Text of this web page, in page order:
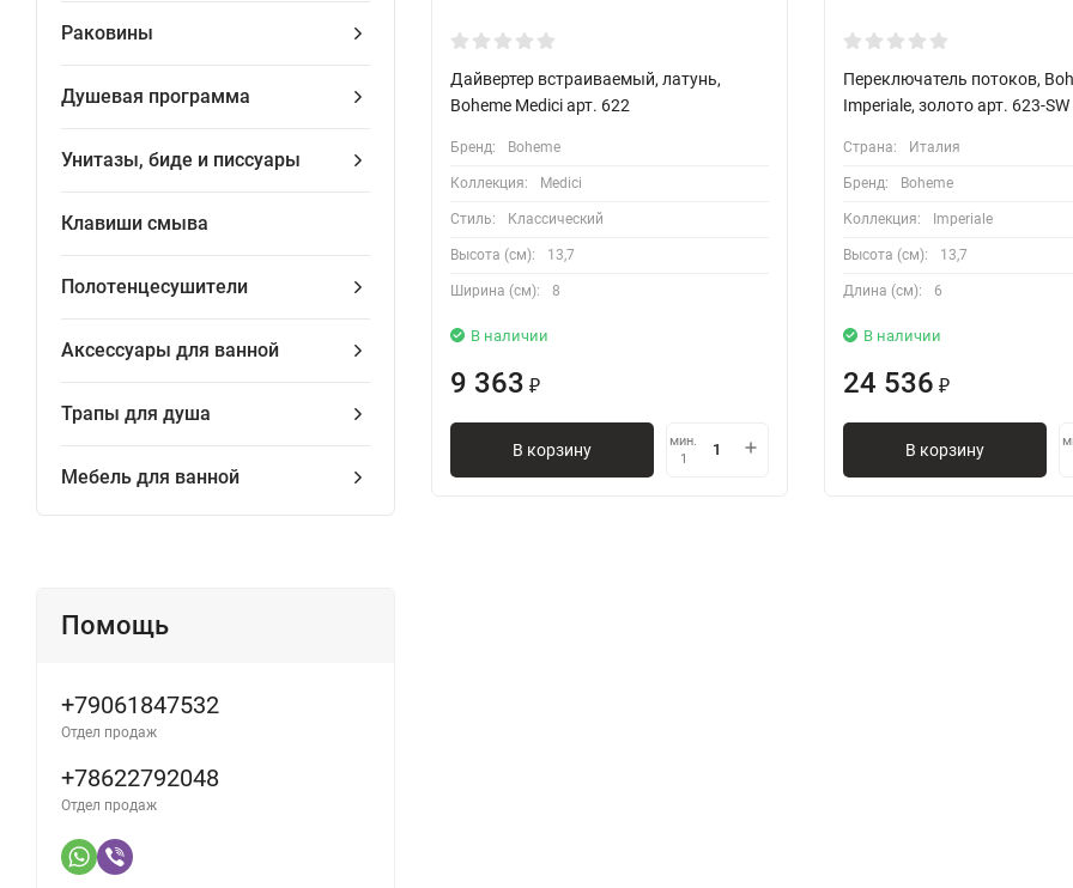
Раковины
Душевая программа
Унитазы, биде и писсуары
Клавиши смыва
Полотенцесушители
Аксессуары для ванной
Трапы для душа
Мебель для ванной
Помощь
+79061847532
Отдел продаж
+78622792048
Отдел продаж
Дайвертер встраиваемый, латунь,
Boheme Medici арт. 622
Бренд: Boheme
Коллекция: Medici
Стиль: Классический
Высота (см): 13,7
Ширина (см): 8
В наличии
9 363 ₽
В корзину
мин.
1
Переключатель потоков,
Imperiale, золото арт. 623-SW
Страна: Италия
Бренд: Boheme
Коллекция: Imperiale
Высота (см): 13,7
Длина (см): 6
В наличии
24 536 ₽
В корзину